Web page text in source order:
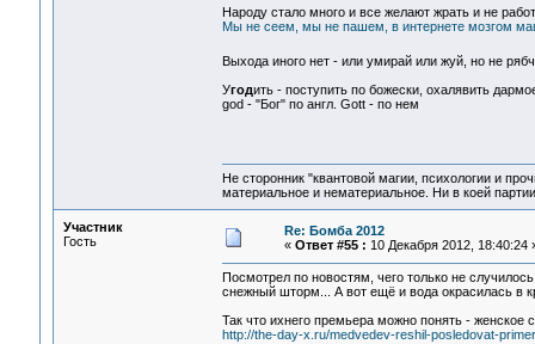
Народу стало много и все желают жрать и не
Мы не сеем, мы не пашем, в интернете мозгом
Выхода иного нет - или умирай или жуй, но не
Угодить - поступить по божески, охалявить
god - "Бог" по англ. Gott - по нем
Не сторонник "квантовой магии, психологии и
материальное и нематериальное. Ни в коей
Участник
Гость
Re: Бомба 2012
« Ответ #55 : 10 Декабря 2012, 18:40:24
Посмотрел по новостям, чего только не
снежный шторм... А вот ещё и вода окрасилась в
Так что ихнего премьера можно понять - женское
http://the-day-x.ru/medvedev-reshil-posledovat-